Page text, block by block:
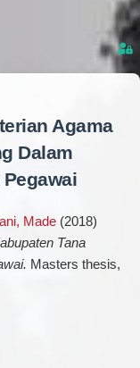
Agama
Dalam
Made(2018)
Tana
Masters thesis,